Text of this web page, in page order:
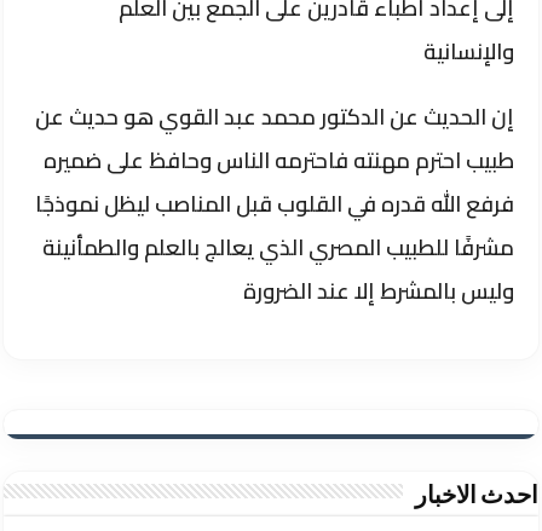
إلى إعداد أطباء قادرين على الجمع بين العلم
والإنسانية
إن الحديث عن الدكتور محمد عبد القوي هو حديث عن
طبيب احترم مهنته فاحترمه الناس وحافظ على ضميره
فرفع الله قدره في القلوب قبل المناصب ليظل نموذجًا
مشرفًا للطبيب المصري الذي يعالج بالعلم والطمأنينة
وليس بالمشرط إلا عند الضرورة
احدث الاخبار